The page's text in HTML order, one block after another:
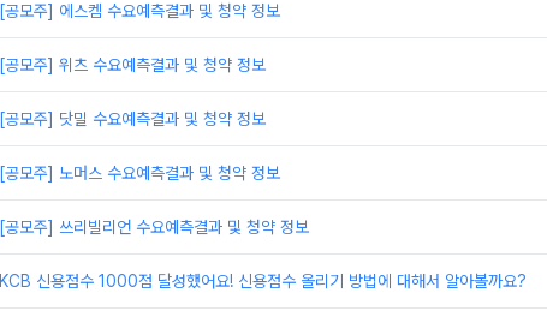
[공모주] 에스켐 수요예측결과 및 청약 정보
[공모주] 위츠 수요예측결과 및 청약 정보
[공모주] 닷밀 수요예측결과 및 청약 정보
[공모주] 노머스 수요예측결과 및 청약 정보
[공모주] 쓰리빌리언 수요예측결과 및 청약 정보
KCB 신용점수 1000점 달성했어요! 신용점수 올리기 방법에 대해서 알아볼까요?